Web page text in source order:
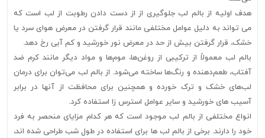
هدف اولیه از بالم لب جلوگیری از از دست دادن رطوبت از لب است که
می تواند به دلیل عوامل مختلفی مانند قرار گرفتن در معرض هوای سرد یا
خشک، قرار گرفتن بیش از حد در معرض نور خورشید و کم آبی رخ دهد.
بالم لب معمولاً از ترکیبی از روغن‌ها، موم‌ها و مواد دیگر مانند کرم ضد
آفتاب، طعم‌دهنده و رنگ‌ها ساخته می‌شود. از بالم لب می‌توان برای درمان
لب‌های خشک و ترک خورده و همچنین برای محافظت از آنها در برابر
آسیب های خورشید و سایر عوامل استرس زا استفاده کرد.
انواع مختلفی از بالم لب موجود است که هر کدام مزایای منحصر به فرد
خود را دارند. برخی از بالم لب ها برای استفاده در طول شب طراحی شده اند،